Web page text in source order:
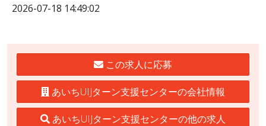
2026-07-18 14:49:02
この求人に応募
あいちUIJターン支援センターの会社情報
あいちUIJターン支援センターの他の求人